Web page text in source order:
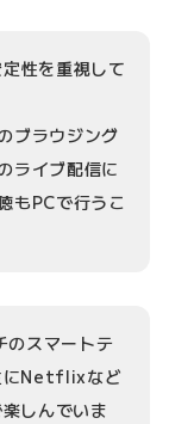
性を重視して
ブラウジング
ライブ配信に
もPCで行うこ
のスマートテ
にNetflixなど
しんでいま